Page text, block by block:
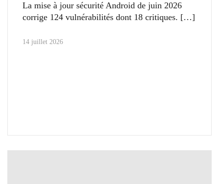
La mise à jour sécurité Android de juin 2026
corrige 124 vulnérabilités dont 18 critiques.
14 juillet 2026